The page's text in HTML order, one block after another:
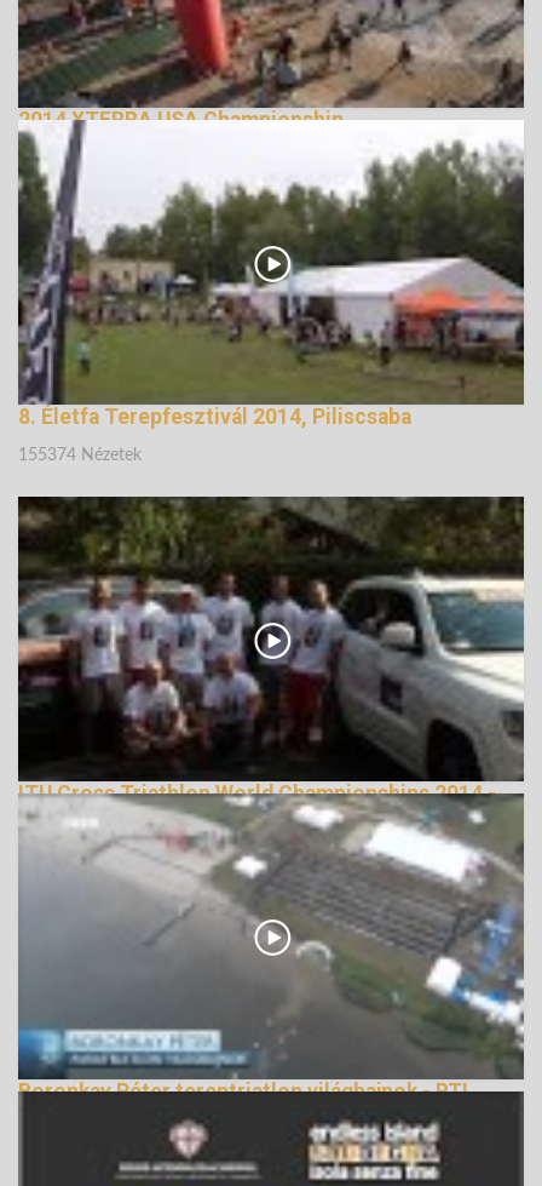
2014 XTERRA USA Championship
148502 Nézetek
8. Életfa Terepfesztivál 2014, Piliscsaba
155374 Nézetek
ITU Cross Triathlon World Championships 2014 -
official video, X2S TEAM, Hungary
162862 Nézetek
Boronkay Péter tereptriatlon világbajnok - RTL